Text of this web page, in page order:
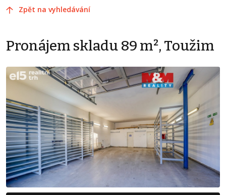
Zpět na vyhledávání
Pronájem skladu 89 m², Toužim